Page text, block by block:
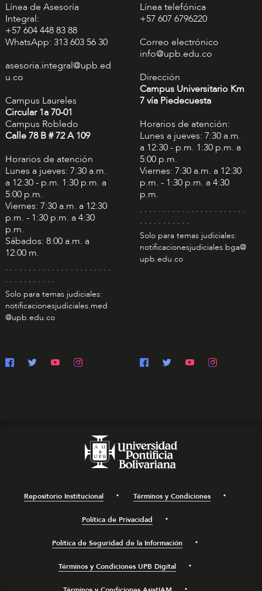
Línea de Asesoría
Integral:
+57 604 448 83 88
WhatsApp: 313 603 56 30
asesoria.integral@upb.ed
u.co
Campus Laureles
Circular 1a 70-01
Campus Robledo
Calle 78 B # 72 A 109
Horarios de atención
Lunes a jueves: 7:30 a.m.
a 12:30 - p.m. 1:30 p.m. a
5:00 p.m.
Viernes: 7:30 a.m. a 12:30
p.m. - 1:30 p.m. a 4:30
p.m.
Sábados: 8:00 a.m. a
12:00 m.
. . . . . . . . . . . . . . . . . . . . . . .
. . . . . . . . . . .
Solo para temas judiciales:
notificacionesjudiciales.med
@upb.edu.co
Línea telefónica
+57 607 6796220
Correo electrónico
info@upb.edu.co
Dirección
Campus Universitario Km
7 vía Piedecuesta
Horarios de atención:
Lunes a jueves: 7:30 a.m.
a 12:30 - p.m. 1:30 p.m. a
5:00 p.m.
Viernes: 7:30 a.m. a 12:30
p.m. - 1:30 p.m. a 4:30
p.m.
. . . . . . . . . . . . . . . . . . . . . . .
. . . . . . . . . . .
Solo para temas judiciales:
notificacionesjudiciales.bga@
upb.edu.co
Repositorio Institucional Términos y Condiciones
Política de Privacidad
Política de Seguridad de la Información
Términos y Condiciones UPB Digital